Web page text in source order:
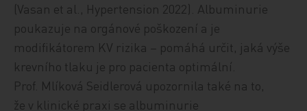
(Vasan et al., Hypertension 2022). Albuminurie
poukazuje na orgánové poškození a je
modifikátorem KV rizika – pomáhá určit, jaká výše
krevního tlaku je pro pacienta optimální.
Prof. Mlíková Seidlerová upozornila také na to,
že v klinické praxi se albuminurie